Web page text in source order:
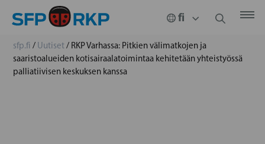
sfp.fi / Uutiset/ RKP Varhassa: Pitkien välimatkojen ja
saaristoalueiden kotisairaalatoimintaa kehitetään yhteistyössä
palliatiivisen keskuksen kanssa